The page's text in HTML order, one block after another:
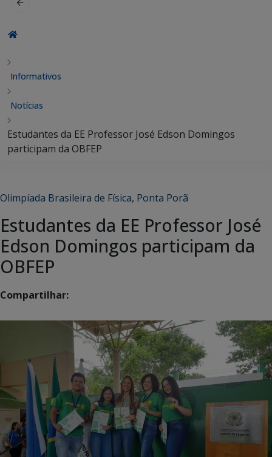
Informativos
Notícias
Estudantes da EE Professor José Edson Domingos
participam da OBFEP
Olimpíada Brasileira de Física, Ponta Porã
Estudantes da EE Professor José
Edson Domingos participam da
OBFEP
Compartilhar: